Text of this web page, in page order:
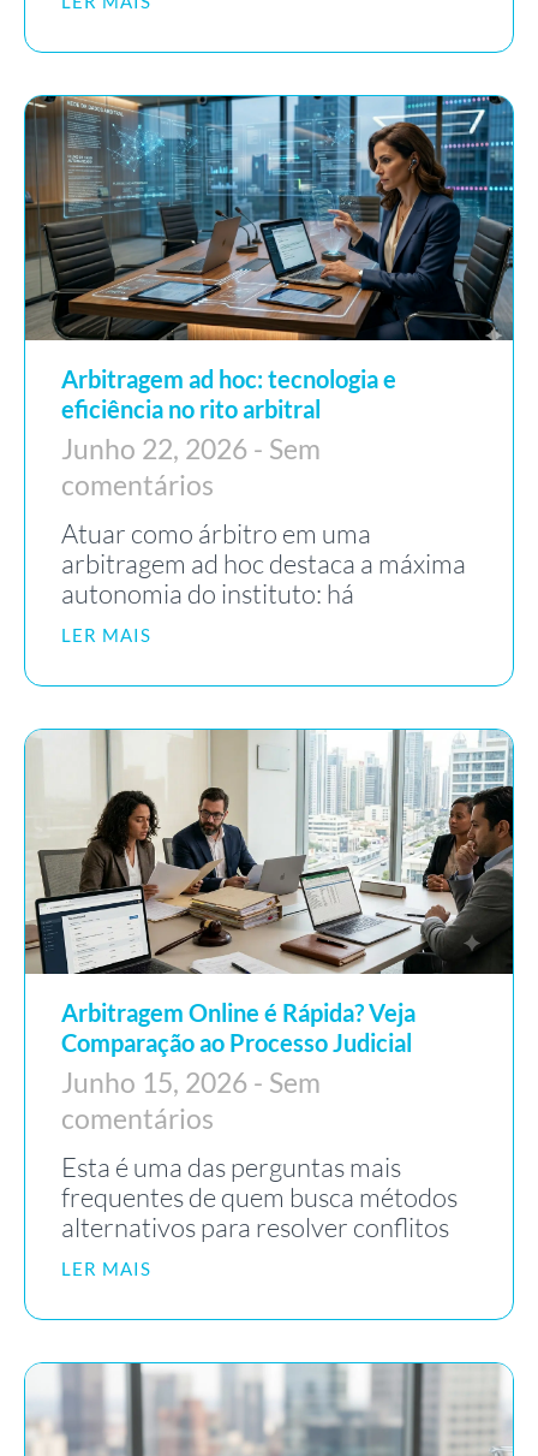
Arbitragem ad hoc: tecnologia e
eficiência no rito arbitral
Junho 22, 2026
Sem
comentários
Atuar como árbitro em uma
arbitragem ad hoc destaca a máxima
autonomia do instituto: há
LER MAIS
Arbitragem Online é Rápida? Veja
Comparação ao Processo Judicial
Junho 15, 2026
Sem
comentários
Esta é uma das perguntas mais
frequentes de quem busca métodos
alternativos para resolver conflitos
LER MAIS